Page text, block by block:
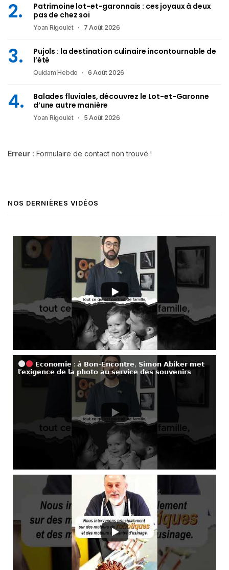
Patrimoine lot-et-garonnais : ces joyaux à deux
pas de chez soi
Yoan Rigoulet 7 Août 2026
Pujols : la destination culinaire incontournable de
l’été
Quidam Hebdo 6 Août 2026
Balades fluviales, découvrez le Lot-et-Garonne
d’une autre manière
Yoan Rigoulet 5 Août 2026
Erreur : Formulaire de contact non trouvé !
NOS DERNIÈRES VIDÉOS
𝗘𝗰𝗼𝗻𝗼𝗺𝗶𝗲 : 𝗮̀ 𝗕𝗼𝗻-𝗘𝗻𝗰𝗼𝗻𝘁𝗿𝗲, 𝗦𝗶𝗺𝗼𝗻 𝗔𝗯𝗶𝗸𝗲𝗿 𝗺𝗲𝘁
𝗹’𝗲𝘅𝗶𝗴𝗲𝗻𝗰𝗲 𝗱𝗲 𝗹𝗮 𝗽𝗵𝗼𝘁𝗼 𝗮𝘂 𝘀𝗲𝗿𝘃𝗶𝗰𝗲 𝗱𝗲𝘀 𝘀𝗼𝘂𝘃𝗲𝗻𝗶𝗿𝘀